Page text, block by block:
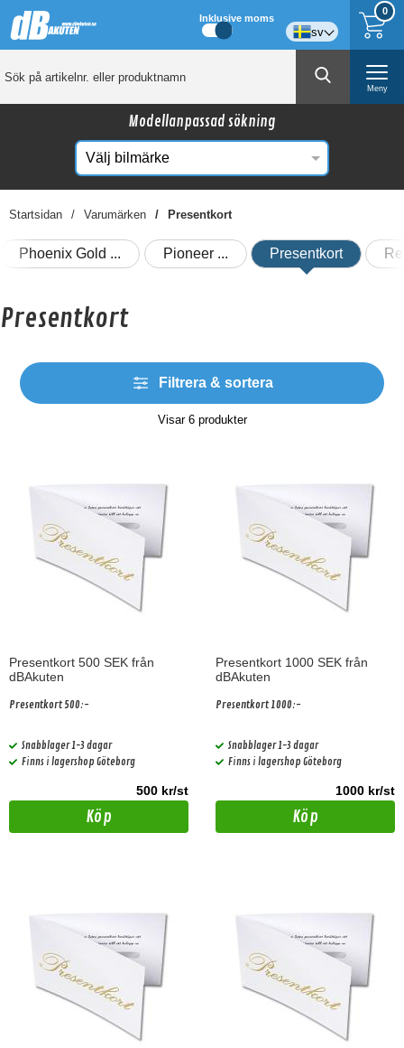
0
Inklusive moms
sv
Meny
Modellanpassad sökning
Startsidan Varumärken Presentkort
Phoenix Gold Pioneer Presentkort
Presentkort
Filtrera & sortera
Visar 6produkter
Presentkort 500 SEK från
dBAkuten
Presentkort 500:-
Snabblager 1-3 dagar
Finns i lagershop Göteborg
500 kr/st
Köp
Presentkort 1000 SEK från
dBAkuten
Presentkort 1000:-
Snabblager 1-3 dagar
Finns i lagershop Göteborg
1000 kr/st
Köp